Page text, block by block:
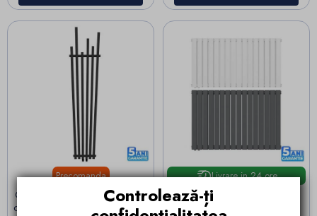
Precomanda
Calorifer Negru Mat, 180x42
cm , 687 W, 6 elementi, otel,
Livrare in 24 ore
Calorifer, radiator Dublu din
otel, Alb sau Antracit, 84,
Controlează-ți